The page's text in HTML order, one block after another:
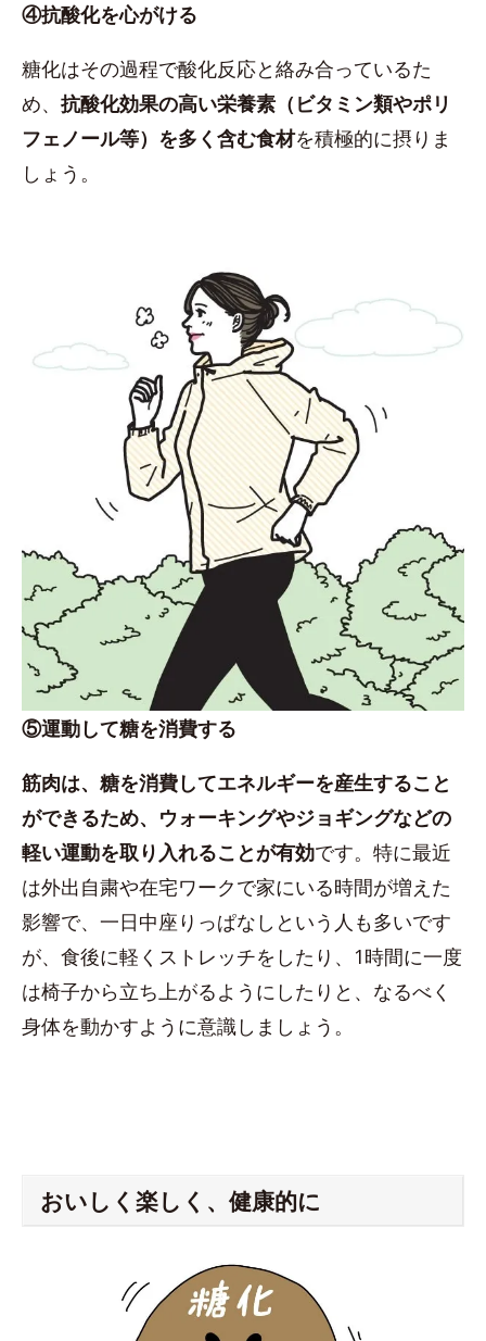
④抗酸化を心がける
糖化はその過程で酸化反応と絡み合っているた
め、 抗酸化効果の高い栄養素（ビタミン類やポリ
フェノール等）を多く含む食材を積極的に摂りま
しょう。
⑤運動して糖を消費する
筋肉は、糖を消費してエネルギーを産生すること
ができるため、ウォーキングやジョギングなどの
軽い運動を取り入れることが有効です。特に最近
は外出自粛や在宅ワークで家にいる時間が増えた
影響で、一日中座りっぱなしという人も多いです
が、食後に軽くストレッチをしたり、1時間に一度
は椅子から立ち上がるようにしたりと、なるべく
身体を動かすように意識しましょう。
おいしく楽しく、健康的に